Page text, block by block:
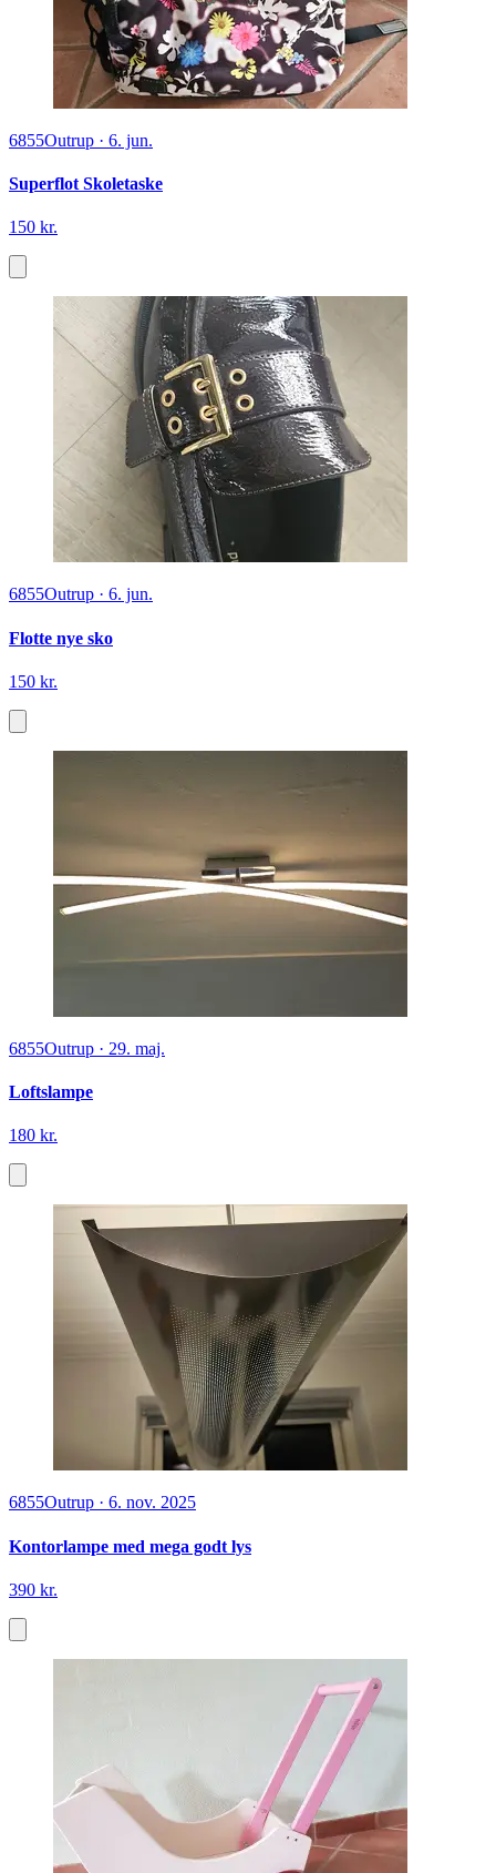
6855Outrup · 6. jun.
Superflot Skoletaske
150 kr.
6855Outrup · 6. jun.
Flotte nye sko
150 kr.
6855Outrup · 29. maj.
Loftslampe
180 kr.
6855Outrup · 6. nov. 2025
Kontorlampe med mega godt lys
390 kr.